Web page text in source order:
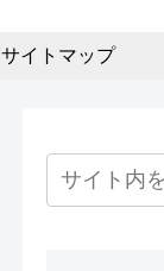
サイトマップ